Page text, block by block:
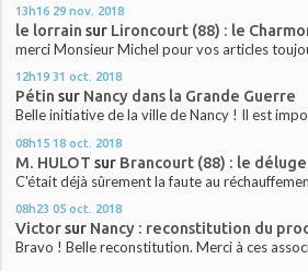
13h16 29 nov. 2018
le lorrain sur Lironcourt (88) : le
merci Monsieur Michel pour vos articles
12h19 31 oct. 2018
Pétin sur Nancy dans la Grande Guerre
Belle initiative de la ville de Nancy ! Il est
08h15 18 oct. 2018
M. HULOT sur Brancourt (88) : le
C'était déjà sûrement la faute au
08h23 05 oct. 2018
Victorsur Nancy : reconstitution du
Bravo ! Belle reconstitution. Merci à ces